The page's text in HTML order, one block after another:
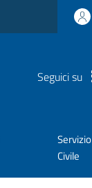
Seguici su
Servizio
Civile